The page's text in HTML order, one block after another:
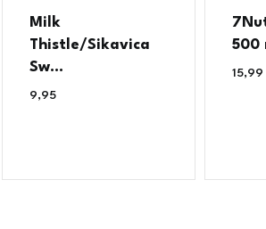
Milk
Thistle/Sikavica
Sw...
9,95
500
15,99